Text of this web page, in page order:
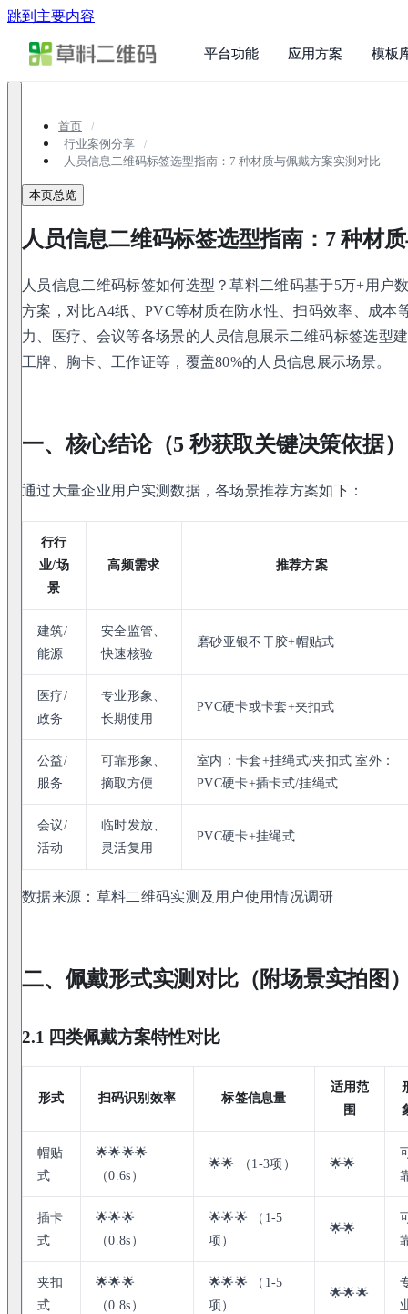
跳到主要内容
平台功能 应用方案 模板
首页
行业案例分享
人员信息二维码标签选型指南：7 种材质与佩戴方案实测对比
本页总览
人员信息二维码标签选型指南：7 种材
人员信息二维码标签如何选型？草料二维码基于5万+用户
方案，对比A4纸、PVC等材质在防水性、扫码效率、成本
力、医疗、会议等各场景的人员信息展示二维码标签选型
工牌、胸卡、工作证等，覆盖80%的人员信息展示场景。
一、核心结论（5 秒获取关键决策依据）
通过大量企业用户实测数据，各场景推荐方案如下：
行行
业/场
景
高频需求 推荐方案
建筑/
能源
安全监管、
快速核验
磨砂亚银不干胶+帽贴式
医疗/
政务
专业形象、
长期使用
PVC硬卡或卡套+夹扣式
公益/
服务
可靠形象、
摘取方便
室内：卡套+挂绳式/夹扣式 室外：
PVC硬卡+插卡式/挂绳式
会议/
活动
临时发放、
灵活复用
PVC硬卡+挂绳式
数据来源：草料二维码实测及用户使用情况调研
二、佩戴形式实测对比（附场景实拍图
2.1 四类佩戴方案特性对比
形式 扫码识别效率 标签信息量
适用范
围
帽贴
式
🌟🌟🌟🌟
（0.6s）
🌟🌟 （1-3项） 🌟🌟
插卡
式
🌟🌟🌟
（0.8s）
🌟🌟🌟 （1-5
项）
🌟🌟
夹扣
式
🌟🌟🌟
（0.8s）
🌟🌟🌟 （1-5
项）
🌟🌟🌟